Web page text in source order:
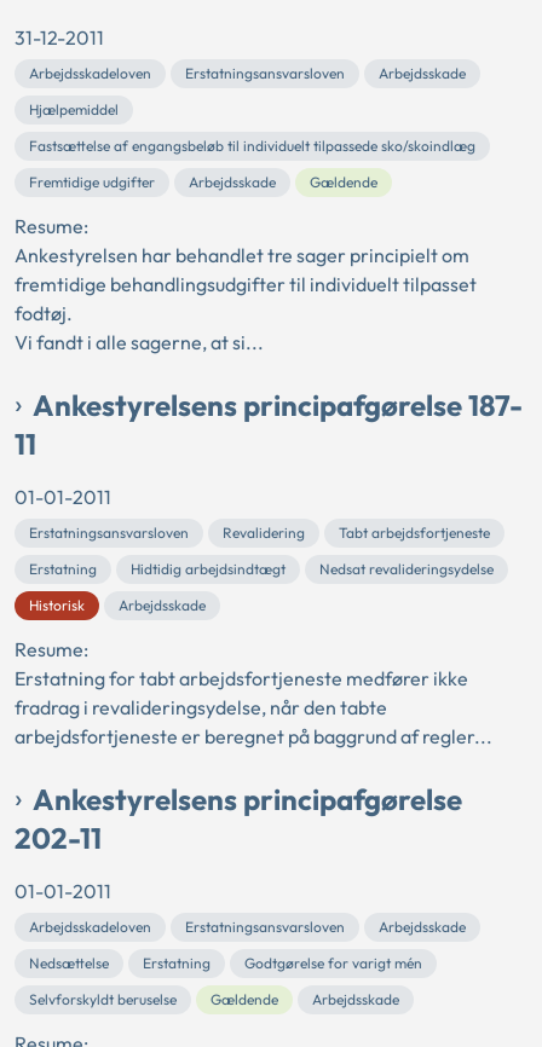
31-12-2011
Arbejdsskadeloven Erstatningsansvarsloven
Arbejdsskade
Hjælpemiddel
Fastsættelse af engangsbeløb til individuelt tilpassede sko/skoindlæg
Fremtidige udgifter
Arbejdsskade Gældende
Resume:
Ankestyrelsen har behandlet tre sager principielt om
fremtidige behandlingsudgifter til individuelt tilpasset
fodtøj.
Vi fandt i alle sagerne, at si...
Ankestyrelsens principafgørelse 187-
11
01-01-2011
Erstatningsansvarsloven Revalidering
Tabt arbejdsfortjeneste
Erstatning
Hidtidig arbejdsindtægt
Nedsat revalideringsydelse
Historisk
Arbejdsskade
Resume:
Erstatning for tabt arbejdsfortjeneste medfører ikke
fradrag i revalideringsydelse, når den tabte
arbejdsfortjeneste er beregnet på baggrund af regler...
Ankestyrelsens principafgørelse
202-11
01-01-2011
Arbejdsskadeloven Erstatningsansvarsloven
Arbejdsskade
Nedsættelse
Erstatning
Godtgørelse for varigt mén
Selvforskyldt beruselse
Gældende Arbejdsskade